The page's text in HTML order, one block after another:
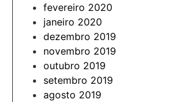
fevereiro 2020
janeiro 2020
dezembro 2019
novembro 2019
outubro 2019
setembro 2019
agosto 2019